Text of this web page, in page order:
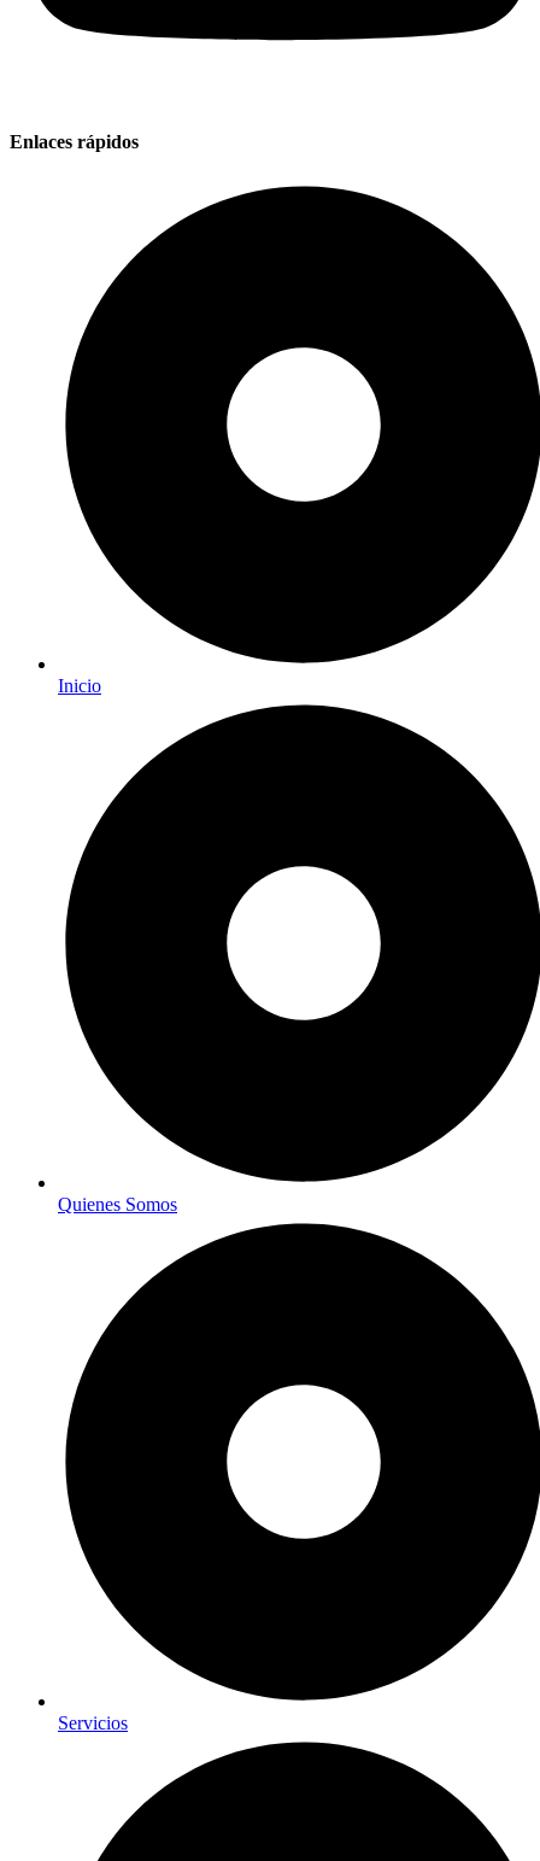
Enlaces rápidos
Inicio
Quienes Somos
Servicios